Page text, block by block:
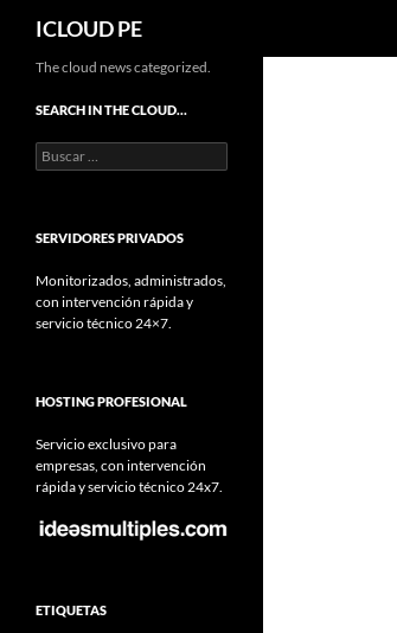
Saltar
contenido
ICLOUD PE
The cloud news categorized.
SEARCH IN THE CLOUD…
Buscar:
SERVIDORES PRIVADOS
Monitorizados, administrados,
con intervención rápida y
servicio técnico 24×7.
HOSTING PROFESIONAL
Servicio exclusivo para
empresas, con intervención
rápida y servicio técnico 24x7.
ETIQUETAS